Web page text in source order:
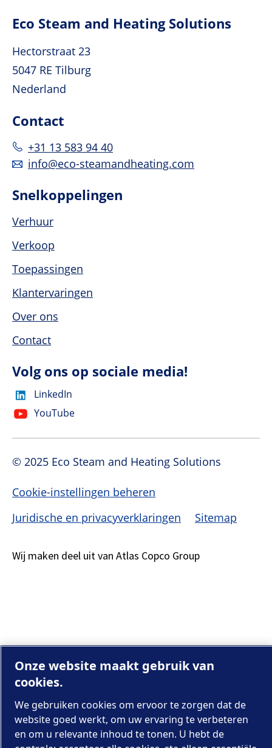
Eco Steam and Heating Solutions
Hectorstraat 23
5047 RE Tilburg
Nederland
Contact
+31 13 583 94 40
info@eco-steamandheating.com
Snelkoppelingen
Verhuur
Verkoop
Toepassingen
Klantervaringen
Over ons
Contact
Volg ons op sociale media!
LinkedIn
YouTube
© 2025 Eco Steam and Heating Solutions
Cookie-instellingen beheren
Juridische en privacyverklaringen
Sitemap
Wij maken deel uit van Atlas Copco Group
Onze website maakt gebruik van
cookies.
We gebruiken cookies om ervoor te zorgen dat de
website goed werkt, om uw ervaring te verbeteren
en om u relevante inhoud te tonen. U hebt de